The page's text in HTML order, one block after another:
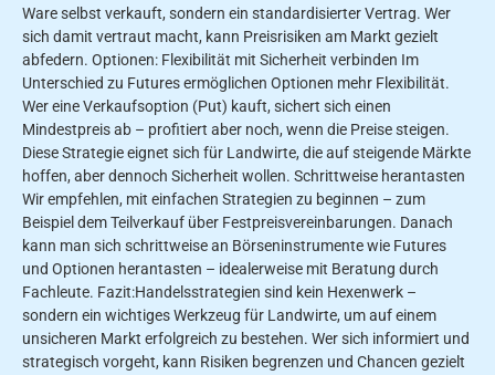
Ware selbst verkauft, sondern ein standardisierter Vertrag. Wer
sich damit vertraut macht, kann Preisrisiken am Markt gezielt
abfedern. Optionen: Flexibilität mit Sicherheit verbinden Im
Unterschied zu Futures ermöglichen Optionen mehr Flexibilität.
Wer eine Verkaufsoption (Put) kauft, sichert sich einen
Mindestpreis ab – profitiert aber noch, wenn die Preise steigen.
Diese Strategie eignet sich für Landwirte, die auf steigende Märkte
hoffen, aber dennoch Sicherheit wollen. Schrittweise herantasten
Wir empfehlen, mit einfachen Strategien zu beginnen – zum
Beispiel dem Teilverkauf über Festpreisvereinbarungen. Danach
kann man sich schrittweise an Börseninstrumente wie Futures
und Optionen herantasten – idealerweise mit Beratung durch
Fachleute. Fazit:Handelsstrategien sind kein Hexenwerk –
sondern ein wichtiges Werkzeug für Landwirte, um auf einem
unsicheren Markt erfolgreich zu bestehen. Wer sich informiert und
strategisch vorgeht, kann Risiken begrenzen und Chancen gezielt